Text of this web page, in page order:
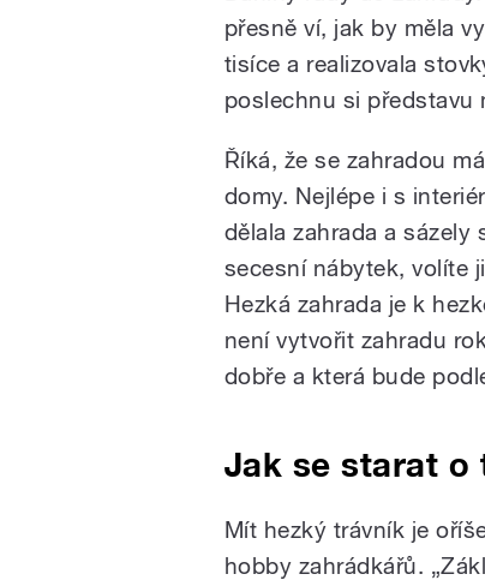
přesně ví, jak by měla
tisíce a realizovala
poslechnu si představu
Říká, že se zahradou
domy. Nejlépe i s
dělala zahrada a sázely
secesní nábytek, volíte
Hezká zahrada je k
není vytvořit zahradu
dobře a která bude
Jak se starat o
Mít hezký trávník je
hobby zahrádkářů.